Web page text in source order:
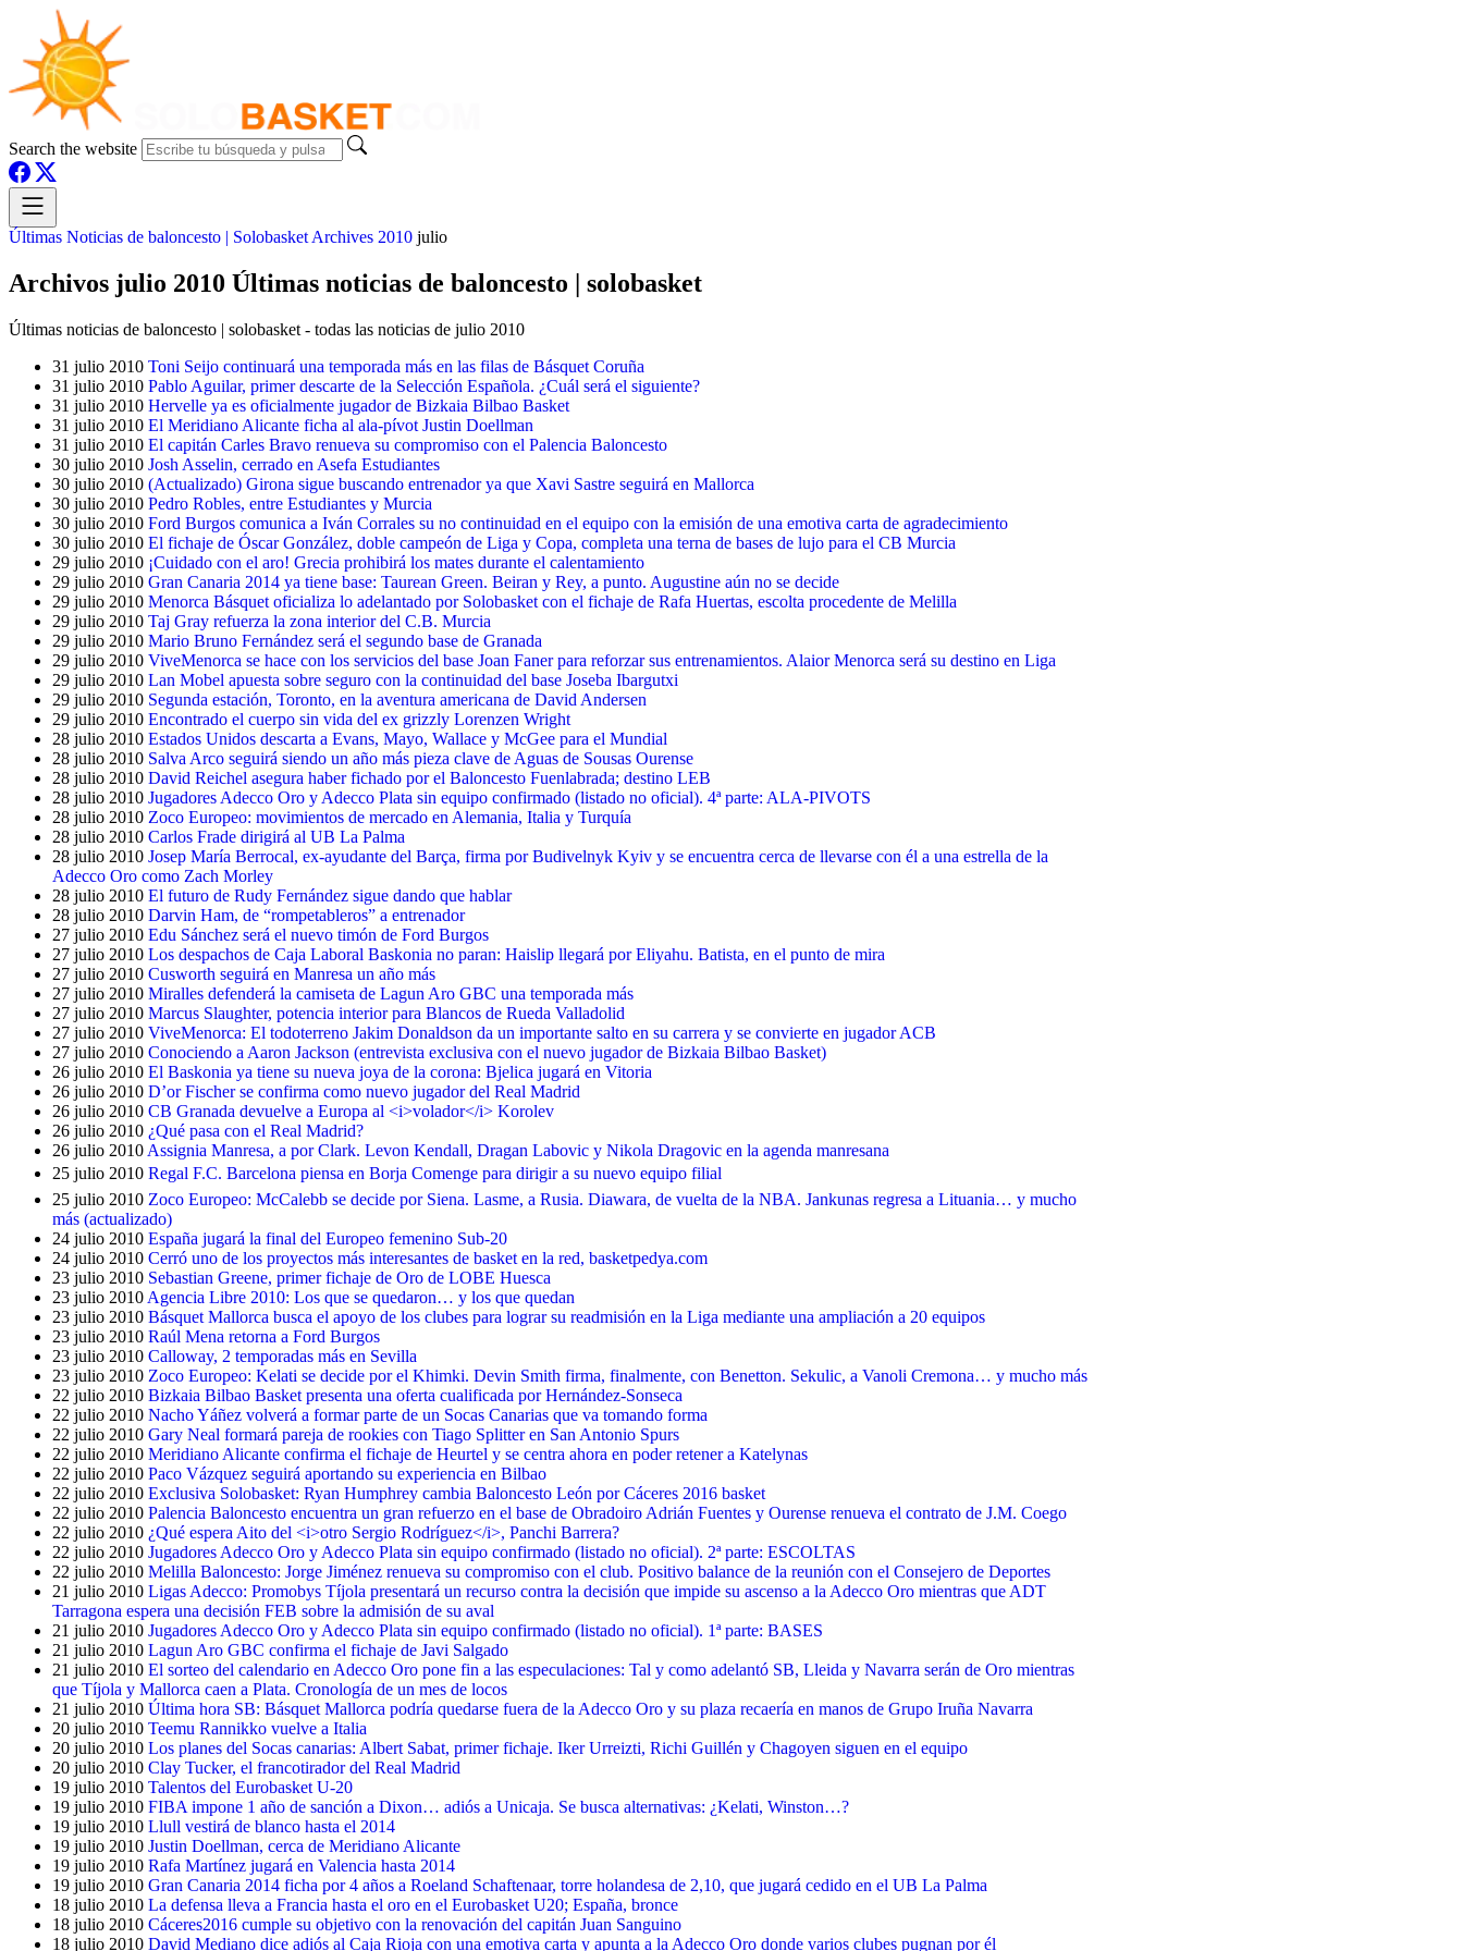
Search the website
Últimas Noticias de baloncesto | Solobasket Archives 2010 julio
Archivos julio 2010 Últimas noticias de baloncesto | solobasket
Últimas noticias de baloncesto | solobasket - todas las noticias de julio 2010
31 julio 2010 Toni Seijo continuará una temporada más en las filas de Básquet Coruña
31 julio 2010 Pablo Aguilar, primer descarte de la Selección Española. ¿Cuál será el siguiente?
31 julio 2010 Hervelle ya es oficialmente jugador de Bizkaia Bilbao Basket
31 julio 2010 El Meridiano Alicante ficha al ala-pívot Justin Doellman
31 julio 2010 El capitán Carles Bravo renueva su compromiso con el Palencia Baloncesto
30 julio 2010 Josh Asselin, cerrado en Asefa Estudiantes
30 julio 2010 (Actualizado) Girona sigue buscando entrenador ya que Xavi Sastre seguirá en Mallorca
30 julio 2010 Pedro Robles, entre Estudiantes y Murcia
30 julio 2010 Ford Burgos comunica a Iván Corrales su no continuidad en el equipo con la emisión de una emotiva carta de agradecimiento
30 julio 2010 El fichaje de Óscar González, doble campeón de Liga y Copa, completa una terna de bases de lujo para el CB Murcia
29 julio 2010 ¡Cuidado con el aro! Grecia prohibirá los mates durante el calentamiento
29 julio 2010 Gran Canaria 2014 ya tiene base: Taurean Green. Beiran y Rey, a punto. Augustine aún no se decide
29 julio 2010 Menorca Básquet oficializa lo adelantado por Solobasket con el fichaje de Rafa Huertas, escolta procedente de Melilla
29 julio 2010 Taj Gray refuerza la zona interior del C.B. Murcia
29 julio 2010 Mario Bruno Fernández será el segundo base de Granada
29 julio 2010 ViveMenorca se hace con los servicios del base Joan Faner para reforzar sus entrenamientos. Alaior Menorca será su destino en Liga
29 julio 2010 Lan Mobel apuesta sobre seguro con la continuidad del base Joseba Ibargutxi
29 julio 2010 Segunda estación, Toronto, en la aventura americana de David Andersen
29 julio 2010 Encontrado el cuerpo sin vida del ex grizzly Lorenzen Wright
28 julio 2010 Estados Unidos descarta a Evans, Mayo, Wallace y McGee para el Mundial
28 julio 2010 Salva Arco seguirá siendo un año más pieza clave de Aguas de Sousas Ourense
28 julio 2010 David Reichel asegura haber fichado por el Baloncesto Fuenlabrada; destino LEB
28 julio 2010 Jugadores Adecco Oro y Adecco Plata sin equipo confirmado (listado no oficial). 4ª parte: ALA-PIVOTS
28 julio 2010 Zoco Europeo: movimientos de mercado en Alemania, Italia y Turquía
28 julio 2010 Carlos Frade dirigirá al UB La Palma
28 julio 2010 Josep María Berrocal, ex-ayudante del Barça, firma por Budivelnyk Kyiv y se encuentra cerca de llevarse con él a una estrella de la
Adecco Oro como Zach Morley
28 julio 2010 El futuro de Rudy Fernández sigue dando que hablar
28 julio 2010 Darvin Ham, de “rompetableros” a entrenador
27 julio 2010 Edu Sánchez será el nuevo timón de Ford Burgos
27 julio 2010 Los despachos de Caja Laboral Baskonia no paran: Haislip llegará por Eliyahu. Batista, en el punto de mira
27 julio 2010 Cusworth seguirá en Manresa un año más
27 julio 2010 Miralles defenderá la camiseta de Lagun Aro GBC una temporada más
27 julio 2010 Marcus Slaughter, potencia interior para Blancos de Rueda Valladolid
27 julio 2010 ViveMenorca: El todoterreno Jakim Donaldson da un importante salto en su carrera y se convierte en jugador ACB
27 julio 2010 Conociendo a Aaron Jackson (entrevista exclusiva con el nuevo jugador de Bizkaia Bilbao Basket)
26 julio 2010 El Baskonia ya tiene su nueva joya de la corona: Bjelica jugará en Vitoria
26 julio 2010 D’or Fischer se confirma como nuevo jugador del Real Madrid
26 julio 2010 CB Granada devuelve a Europa al <i>volador</i> Korolev
26 julio 2010 ¿Qué pasa con el Real Madrid?
26 julio 2010 Assignia Manresa, a por Clark. Levon Kendall, Dragan Labovic y Nikola Dragovic en la agenda manresana
25 julio 2010 Regal F.C. Barcelona piensa en Borja Comenge para dirigir a su nuevo equipo filial
25 julio 2010 Zoco Europeo: McCalebb se decide por Siena. Lasme, a Rusia. Diawara, de vuelta de la NBA. Jankunas regresa a Lituania… y mucho
más (actualizado)
24 julio 2010 España jugará la final del Europeo femenino Sub-20
24 julio 2010 Cerró uno de los proyectos más interesantes de basket en la red, basketpedya.com
23 julio 2010 Sebastian Greene, primer fichaje de Oro de LOBE Huesca
23 julio 2010 Agencia Libre 2010: Los que se quedaron… y los que quedan
23 julio 2010 Básquet Mallorca busca el apoyo de los clubes para lograr su readmisión en la Liga mediante una ampliación a 20 equipos
23 julio 2010 Raúl Mena retorna a Ford Burgos
23 julio 2010 Calloway, 2 temporadas más en Sevilla
23 julio 2010 Zoco Europeo: Kelati se decide por el Khimki. Devin Smith firma, finalmente, con Benetton. Sekulic, a Vanoli Cremona… y mucho más
22 julio 2010 Bizkaia Bilbao Basket presenta una oferta cualificada por Hernández-Sonseca
22 julio 2010 Nacho Yáñez volverá a formar parte de un Socas Canarias que va tomando forma
22 julio 2010 Gary Neal formará pareja de rookies con Tiago Splitter en San Antonio Spurs
22 julio 2010 Meridiano Alicante confirma el fichaje de Heurtel y se centra ahora en poder retener a Katelynas
22 julio 2010 Paco Vázquez seguirá aportando su experiencia en Bilbao
22 julio 2010 Exclusiva Solobasket: Ryan Humphrey cambia Baloncesto León por Cáceres 2016 basket
22 julio 2010 Palencia Baloncesto encuentra un gran refuerzo en el base de Obradoiro Adrián Fuentes y Ourense renueva el contrato de J.M. Coego
22 julio 2010 ¿Qué espera Aito del <i>otro Sergio Rodríguez</i>, Panchi Barrera?
22 julio 2010 Jugadores Adecco Oro y Adecco Plata sin equipo confirmado (listado no oficial). 2ª parte: ESCOLTAS
22 julio 2010 Melilla Baloncesto: Jorge Jiménez renueva su compromiso con el club. Positivo balance de la reunión con el Consejero de Deportes
21 julio 2010 Ligas Adecco: Promobys Tíjola presentará un recurso contra la decisión que impide su ascenso a la Adecco Oro mientras que ADT
Tarragona espera una decisión FEB sobre la admisión de su aval
21 julio 2010 Jugadores Adecco Oro y Adecco Plata sin equipo confirmado (listado no oficial). 1ª parte: BASES
21 julio 2010 Lagun Aro GBC confirma el fichaje de Javi Salgado
21 julio 2010 El sorteo del calendario en Adecco Oro pone fin a las especulaciones: Tal y como adelantó SB, Lleida y Navarra serán de Oro mientras
que Tíjola y Mallorca caen a Plata. Cronología de un mes de locos
21 julio 2010 Última hora SB: Básquet Mallorca podría quedarse fuera de la Adecco Oro y su plaza recaería en manos de Grupo Iruña Navarra
20 julio 2010 Teemu Rannikko vuelve a Italia
20 julio 2010 Los planes del Socas canarias: Albert Sabat, primer fichaje. Iker Urreizti, Richi Guillén y Chagoyen siguen en el equipo
20 julio 2010 Clay Tucker, el francotirador del Real Madrid
19 julio 2010 Talentos del Eurobasket U-20
19 julio 2010 FIBA impone 1 año de sanción a Dixon… adiós a Unicaja. Se busca alternativas: ¿Kelati, Winston…?
19 julio 2010 Llull vestirá de blanco hasta el 2014
19 julio 2010 Justin Doellman, cerca de Meridiano Alicante
19 julio 2010 Rafa Martínez jugará en Valencia hasta 2014
19 julio 2010 Gran Canaria 2014 ficha por 4 años a Roeland Schaftenaar, torre holandesa de 2,10, que jugará cedido en el UB La Palma
18 julio 2010 La defensa lleva a Francia hasta el oro en el Eurobasket U20; España, bronce
18 julio 2010 Cáceres2016 cumple su objetivo con la renovación del capitán Juan Sanguino
18 julio 2010 David Mediano dice adiós al Caja Rioja con una emotiva carta y apunta a la Adecco Oro donde varios clubes pugnan por él